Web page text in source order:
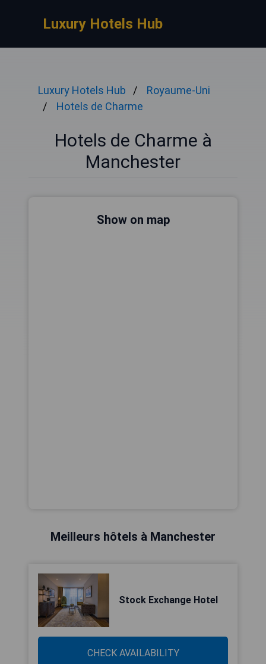
Luxury Hotels Hub
Luxury Hotels Hub
Royaume-Uni
Hotels de Charme
Hotels de Charme à
Manchester
Show on map
Meilleurs hôtels à Manchester
Stock Exchange Hotel
CHECK AVAILABILITY